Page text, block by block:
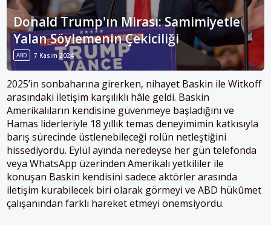
Donald Trump'ın Mirası: Samimiyetle
Yalan Söylemenin Çekiciliği
ABD 7 Kasım 2024
2025’in sonbaharına girerken, nihayet Baskin ile Witkoff
arasındaki iletişim karşılıklı hâle geldi. Baskin
Amerikalıların kendisine güvenmeye başladığını ve
Hamas liderleriyle 18 yıllık temas deneyimimin katkısıyla
barış sürecinde üstlenebileceği rolün netleştiğini
hissediyordu. Eylül ayında neredeyse her gün telefonda
veya WhatsApp üzerinden Amerikalı yetkililer ile
konuşan Baskin kendisini sadece aktörler arasında
iletişim kurabilecek biri olarak görmeyi ve ABD hükûmet
çalışanından farklı hareket etmeyi önemsiyordu.